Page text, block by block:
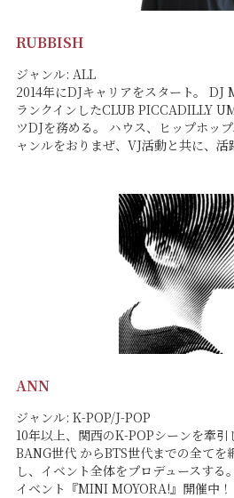
RUBBISH
ジャンル: ALL
2014年にDJキャリアをスタート。 DJ
ランクインしたCLUB PICCADILLY
ツDJを務める。 ハウス、ヒップホッ
ャンルをおりまぜ、VJ活動と共に、活
ANN
ジャンル: K-POP/J-POP
10年以上、関西のK-POPシーンを牽
BANG世代 からBTS世代までの全てを
し、イベント全体をプロデュースする
イベント『MINI MOYORA!』開催中！